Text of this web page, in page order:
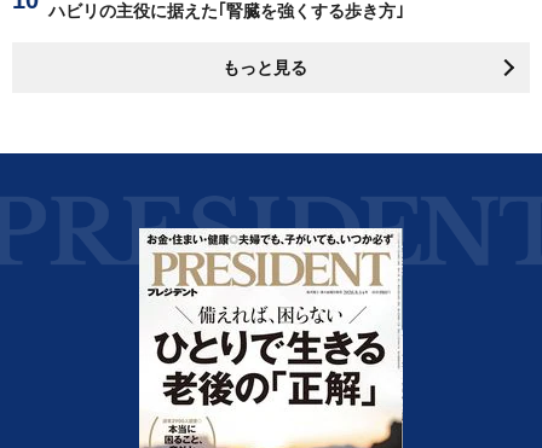
ハビリの主役に据えた｢腎臓を強くする歩き方｣
もっと見る